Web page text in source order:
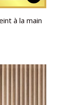
à la main